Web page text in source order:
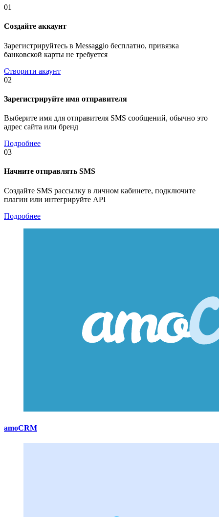
01
Создайте аккаунт
Зарегистрируйтесь в Messaggio бесплатно, привязка
банковской карты не требуется
Створити акаунт
02
Зарегистрируйте имя отправителя
Выберите имя для отправителя SMS сообщений, обычно это
адрес сайта или бренд
Подробнее
03
Начните отправлять SMS
Создайте SMS рассылку в личном кабинете, подключите
плагин или интегрируйте API
Подробнее
amoCRM